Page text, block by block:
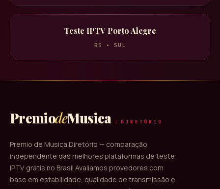
Teste IPTV Porto Alegre
RS • SUL
PremiodeMusica DIRETÓRIO
Premio de Musica Diretório — comparação
independente das melhores plataformas de teste
IPTV grátis no Brasil Avaliamos provedores com
base em estabilidade, qualidade de transmissão e